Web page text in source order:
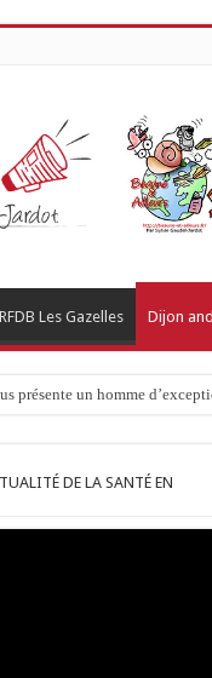
RFDB Les Gazelles Dijon
un homme
DE LA SANTÉ EN